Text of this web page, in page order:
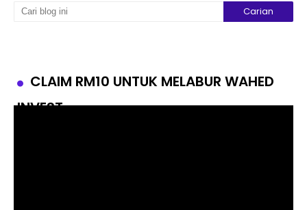
CLAIM RM10 UNTUK MELABUR WAHED
INVEST